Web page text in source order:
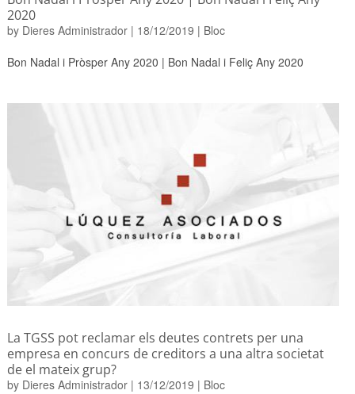
2020
by Dieres Administrador| 18/12/2019 | Bloc
Bon Nadal i Pròsper Any 2020 | Bon Nadal i Feliç Any 2020
La TGSS pot reclamar els deutes contrets per una
empresa en concurs de creditors a una altra societat
de el mateix grup?
by Dieres Administrador| 13/12/2019 | Bloc